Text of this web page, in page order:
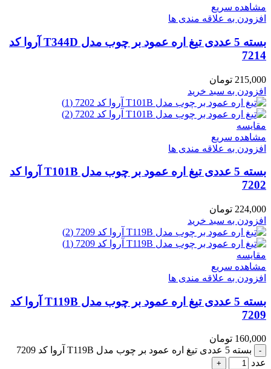
مشاهده سریع
افزودن به علاقه مندی ها
بسته 5 عددی تیغ اره عمود بر چوب مدل T344D آروا کد
7214
215,000 تومان
افزودن به سبد خرید
مقایسه
مشاهده سریع
افزودن به علاقه مندی ها
بسته 5 عددی تیغ اره عمود بر چوب مدل T101B آروا کد
7202
224,000 تومان
افزودن به سبد خرید
مقایسه
مشاهده سریع
افزودن به علاقه مندی ها
بسته 5 عددی تیغ اره عمود بر چوب مدل T119B آروا کد
7209
160,000 تومان
بسته 5 عددی تیغ اره عمود بر چوب مدل T119B آروا کد 7209
عدد